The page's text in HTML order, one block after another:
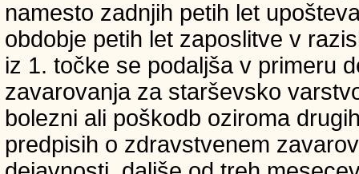
namesto zadnjih petih let
obdobje petih let zaposlitve v
iz 1. točke se podaljša v primeru
zavarovanja za starševsko
bolezni ali poškodb oziroma
predpisih o zdravstvenem